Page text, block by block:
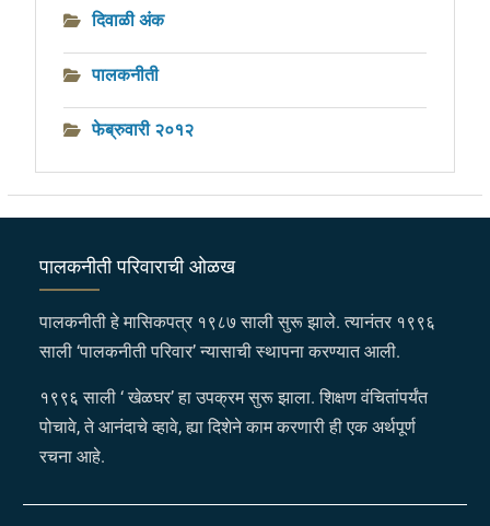
दिवाळी अंक
पालकनीती
फेब्रुवारी २०१२
पालकनीती परिवाराची ओळख
पालकनीती हे मासिकपत्र १९८७ साली सुरू झाले. त्यानंतर १९९६
साली ‘पालकनीती परिवार’ न्यासाची स्थापना करण्यात आली.
१९९६ साली ‘ खेळघर’ हा उपक्रम सुरू झाला. शिक्षण वंचितांपर्यंत
पोचावे, ते आनंदाचे व्हावे, ह्या दिशेने काम करणारी ही एक अर्थपूर्ण
रचना आहे.